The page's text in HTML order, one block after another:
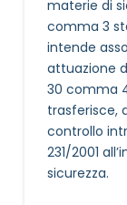
materie di
comma 3
intende
attuazione
30 comma
trasferisce,
controllo
231/2001
sicurezza.